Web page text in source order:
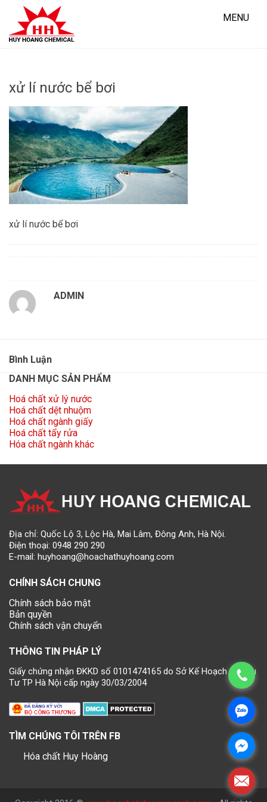
content
MENU
xử lí nước bể bơi
xử lí nước bể bơi
ADMIN
Bình Luận
DANH MỤC SẢN PHẨM
Hoá chất xử lý nước
Hoá chất dệt nhuộm
Hoá chất ngành giấy
Hoá chất tẩy rửa
Hóa chất ngành khác
Địa chỉ: Quốc Lộ 3, Lộc Hà, Mai Lâm, Đông Anh, Hà Nội.
Điện thoại: 0948 290 290
E-mail: huyhoang@hoachathuyhoang.com
CHÍNH SÁCH CHUNG
Chính sách bảo mật
Bản quyền
Chính sách vận chuyển
THÔNG TIN PHÁP LÝ
Giấy chứng nhận ĐKKD số 0101474165 do Sở Kế Hoạch và Đầu
Tư TP Hà Nội cấp ngày 30/03/2004
TÌM CHÚNG TÔI TRÊN FB
Hóa chất Huy Hoàng